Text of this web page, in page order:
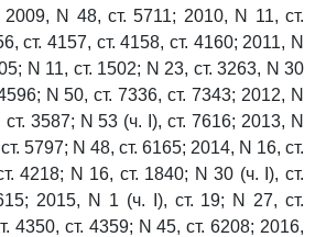
N 48, ст. 5711; 2010, N 11, ст.
ст. 4157, ст. 4158, ст. 4160; 2011, N
N 11, ст. 1502; N 23, ст. 3263, N 30
N 50, ст. 7336, ст. 7343; 2012, N
3587; N 53 (ч. I), ст. 7616; 2013, N
5797; N 48, ст. 6165; 2014, N 16, ст.
4218; N 16, ст. 1840; N 30 (ч. I), ст.
2015, N 1 (ч. I), ст. 19; N 27, ст.
4350, ст. 4359; N 45, ст. 6208; 2016,